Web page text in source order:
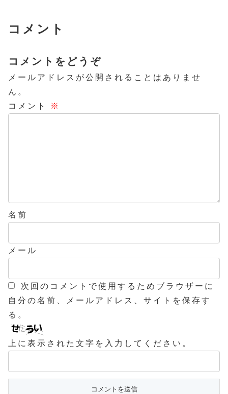
コメント
コメントをどうぞ
メールアドレスが公開されることはありませ
ん。
コメント
※
名前
メール
次回のコメントで使用するためブラウザーに
自分の名前、メールアドレス、サイトを保存す
る。
上に表示された文字を入力してください。